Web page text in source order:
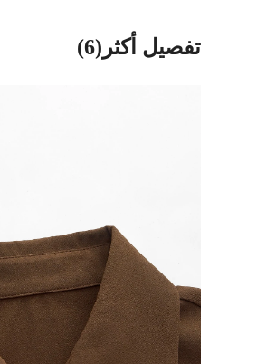
تفصيل أكثر(6)